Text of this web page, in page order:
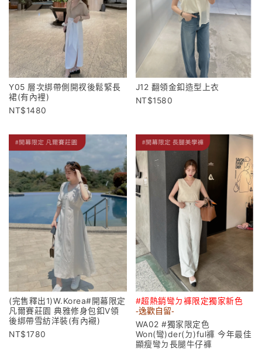
Y05 層次綁帶側開衩後鬆緊長
裙(有內裡)
1480
J12 翻領金釦造型上衣
1580
(完售釋出1)W.Korea#開幕限定
凡爾賽莊園 典雅修身包釦V領
後綁帶雪紡洋裝(有內襯)
1780
#超熱銷彎ㄉ褲限定獨家新色
-逸歡自留-
WA02 #獨家限定色
Won(彎)der(ㄉ)ful褲 今年最佳
顯瘦彎ㄉ長腿牛仔褲